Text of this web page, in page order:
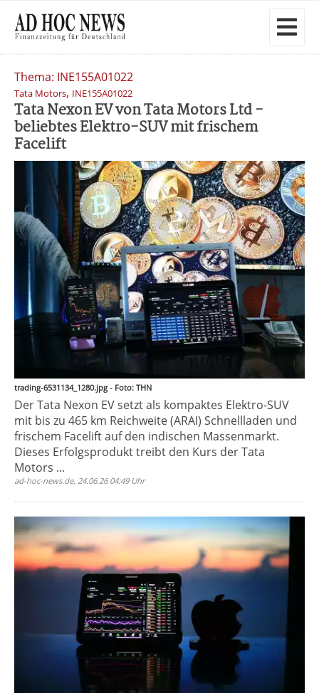
Thema: INE155A01022
Tata Motors, INE155A01022
Tata Nexon EV von Tata Motors Ltd -
beliebtes Elektro-SUV mit frischem
Facelift
trading-6531134_1280.jpg - Foto: THN
Der Tata Nexon EV setzt als kompaktes Elektro-SUV
mit bis zu 465 km Reichweite (ARAI) Schnellladen und
frischem Facelift auf den indischen Massenmarkt.
Dieses Erfolgsprodukt treibt den Kurs der Tata
Motors ...
ad-hoc-news.de, 24.06.26 04:49 Uhr